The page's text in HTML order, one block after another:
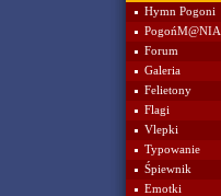
Hymn Pogoni
PogońM@NIA
Forum
Galeria
Felietony
Flagi
Vlepki
Typowanie
Śpiewnik
Emotki